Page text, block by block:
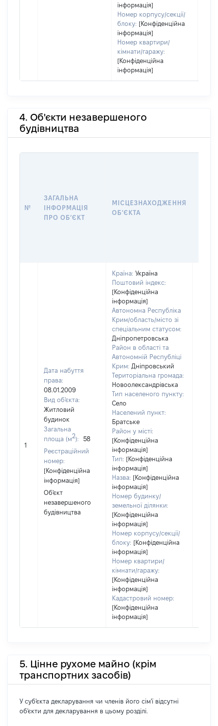
інформація]
Номер корпусу/секції/
блоку: [Конфіденційна
інформація]
Номер квартири/
кімнати/гаражу:
[Конфіденційна
інформація]
4. Об'єкти незавершеного
будівництва
№
ЗАГАЛЬНА
ІНФОРМАЦІЯ
ПРО ОБʼЄКТ
МІСЦЕЗНАХОДЖЕННЯ
ОБʼЄКТА
1
Дата набуття
права:
08.01.2009
Вид об'єкта:
Житловий
будинок
Загальна
площа (м2):
58
Реєстраційний
номер:
[Конфіденційна
інформація]
Об'єкт
незавершеного
будівництва
Країна: Україна
Поштовий індекс:
[Конфіденційна
інформація]
Автономна Республіка
Крим/область/місто зі
спеціальним статусом:
Дніпропетровська
Район в області та
Автономній Республіці
Крим: Дніпровський
Територіальна громада:
Новоолександрівська
Тип населеного пункту:
Село
Населений пункт:
Братське
Район у місті:
[Конфіденційна
інформація]
Тип: [Конфіденційна
інформація]
Назва: [Конфіденційна
інформація]
Номер будинку/
земельної ділянки:
[Конфіденційна
інформація]
Номер корпусу/секції/
блоку: [Конфіденційна
інформація]
Номер квартири/
кімнати/гаражу:
[Конфіденційна
інформація]
Кадастровий номер:
[Конфіденційна
інформація]
5. Цінне рухоме майно (крім
транспортних засобів)
У суб'єкта декларування чи членів його сім'ї відсутні
об'єкти для декларування в цьому розділі.